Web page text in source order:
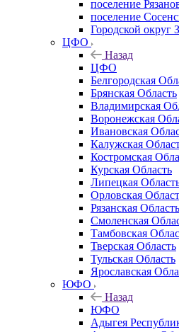
поселение
поселение
Городской округ
ЦФО
Назад
ЦФО
Белгородская
Брянская Область
Владимирская
Воронежская
Ивановская
Калужская
Костромская
Курская Область
Липецкая
Орловская
Рязанская Область
Смоленская
Тамбовская
Тверская Область
Тульская Область
Ярославская
ЮФО
Назад
ЮФО
Адыгея